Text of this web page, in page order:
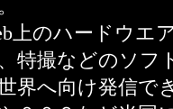
上のハードウエ
特撮などのソフ
界へ向け発信で